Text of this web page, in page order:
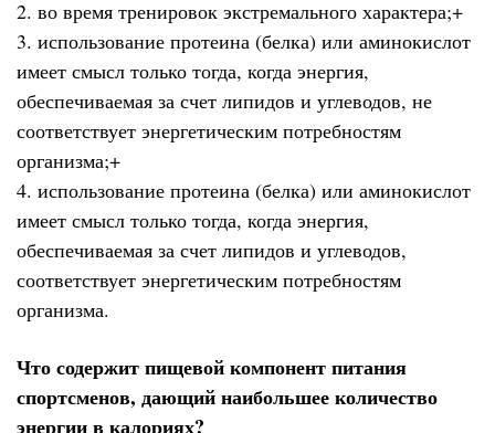
2. во время тренировок экстремального характера;+
3. использование протеина (белка) или аминокислот
имеет смысл только тогда, когда энергия,
обеспечиваемая за счет липидов и углеводов, не
соответствует энергетическим потребностям
организма;+
4. использование протеина (белка) или аминокислот
имеет смысл только тогда, когда энергия,
обеспечиваемая за счет липидов и углеводов,
соответствует энергетическим потребностям
организма.
Что содержит пищевой компонент питания
спортсменов, дающий наибольшее количество
энергии в калориях?